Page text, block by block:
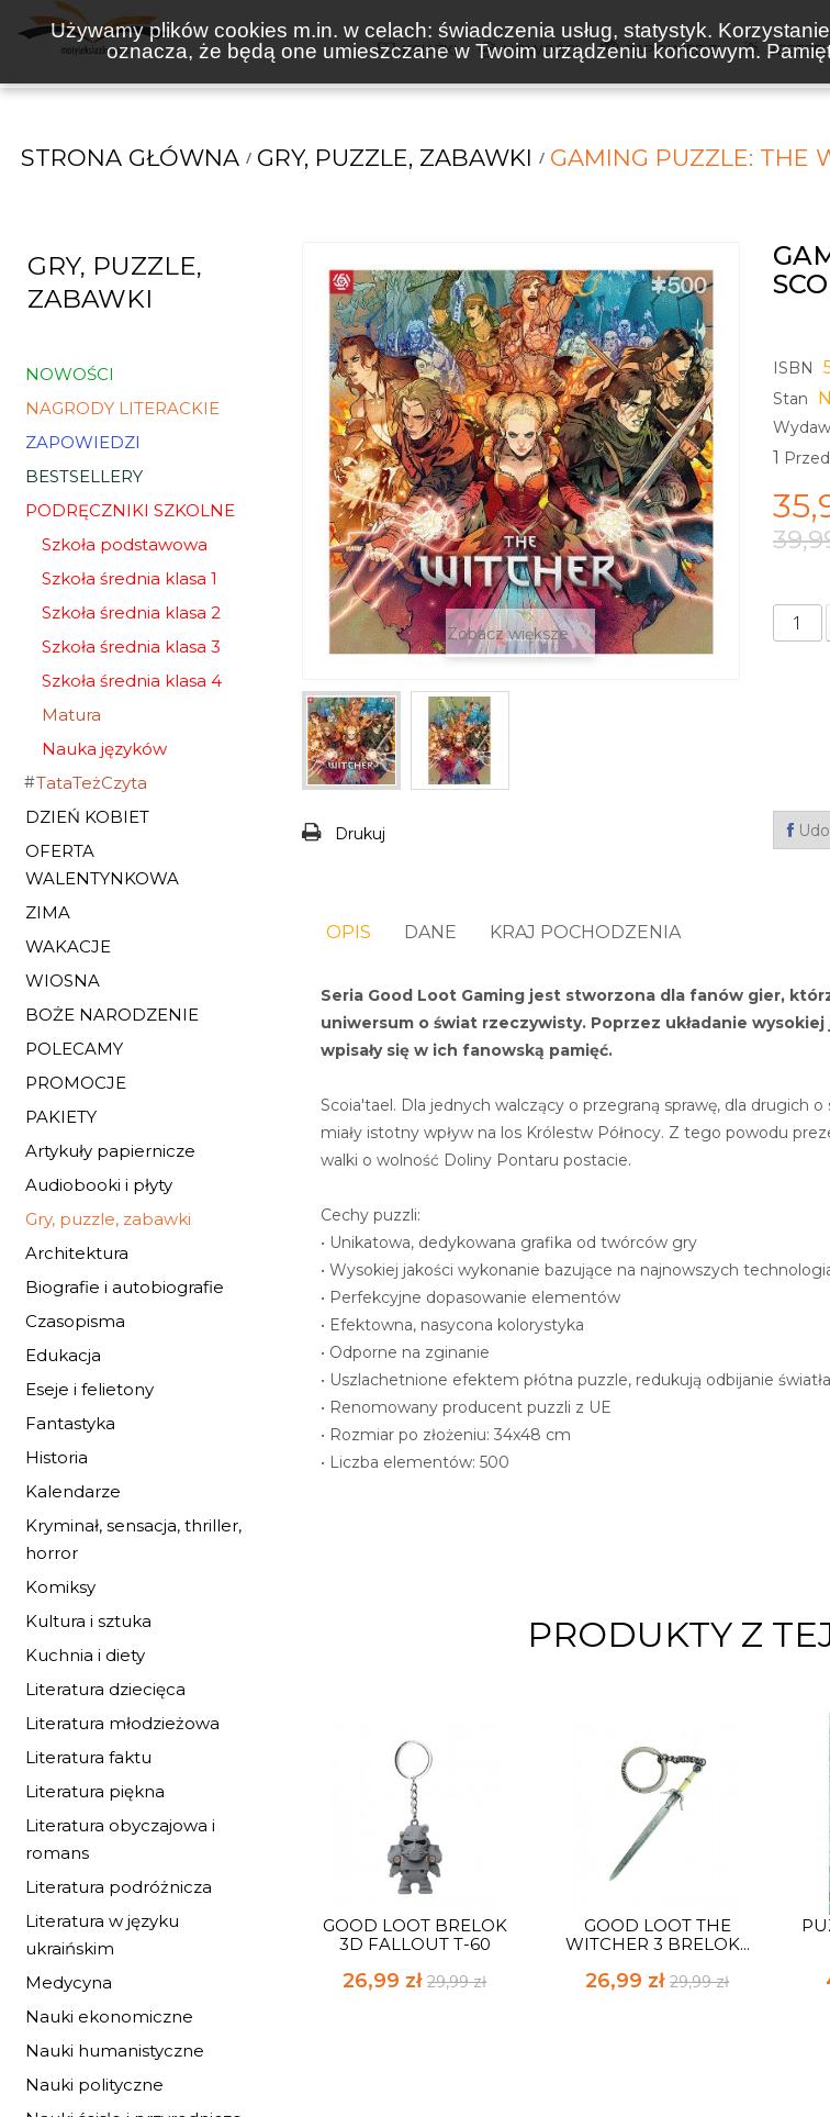
Używamy plików cookies m.in. w celach: świadczenia usług, statystyk.
oznacza, że będą one umieszczane w Twoim urządzeniu końcowym.
KSIĄŻKI NOWOŚCI ZAPOWIEDZI
STRONA GŁÓWNA GRY, PUZZLE, ZABAWKI GAMING PUZZLE: THE
GRY, PUZZLE,
ZABAWKI
NOWOŚCI
NAGRODY LITERACKIE
ZAPOWIEDZI
BESTSELLERY
PODRĘCZNIKI SZKOLNE
Szkoła podstawowa
Szkoła średnia klasa 1
Szkoła średnia klasa 2
Szkoła średnia klasa 3
Szkoła średnia klasa 4
Matura
Nauka języków
TataTeżCzyta
DZIEŃ KOBIET
OFERTA
WALENTYNKOWA
ZIMA
WAKACJE
WIOSNA
BOŻE NARODZENIE
POLECAMY
PROMOCJE
PAKIETY
Artykuły papiernicze
Audiobooki i płyty
Gry, puzzle, zabawki
Architektura
Biografie i autobiografie
Czasopisma
Edukacja
Eseje i felietony
Fantastyka
Historia
Kalendarze
Kryminał, sensacja, thriller,
horror
Komiksy
Kultura i sztuka
Kuchnia i diety
Literatura dziecięca
Literatura młodzieżowa
Literatura faktu
Literatura piękna
Literatura obyczajowa i
romans
Literatura podróżnicza
Literatura w języku
ukraińskim
Medycyna
Nauki ekonomiczne
Nauki humanistyczne
Nauki polityczne
Zobacz większe
Drukuj
ISBN
Stan
1
OPIS DANE KRAJ POCHODZENIA
Seria Good Loot Gaming jest stworzona dla fanów gier,
uniwersum o świat rzeczywisty. Poprzez układanie
wpisały się w ich fanowską pamięć.
Scoia'tael. Dla jednych walczący o przegraną sprawę, dla drugich
miały istotny wpływ na los Królestw Północy. Z tego powodu
walki o wolność Doliny Pontaru postacie.
Cechy puzzli:
• Unikatowa, dedykowana grafika od twórców gry
• Wysokiej jakości wykonanie bazujące na najnowszych
• Perfekcyjne dopasowanie elementów
• Efektowna, nasycona kolorystyka
• Odporne na zginanie
• Uszlachetnione efektem płótna puzzle, redukują odbijanie światła
• Renomowany producent puzzli z UE
• Rozmiar po złożeniu: 34x48 cm
• Liczba elementów: 500
PRODUKTY Z
GOOD LOOT BRELOK
3D FALLOUT T-60
26,99 zł29,99 zł
GOOD LOOT THE
WITCHER 3 BRELOK...
26,99 zł29,99 zł